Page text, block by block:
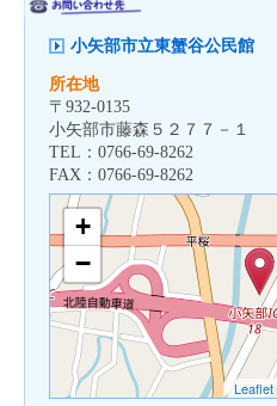
小矢部市立東蟹谷公民館
所在地
〒 932-0135
小矢部市藤森５２７７－１
TEL： 0766-69-8262
FAX： 0766-69-8262
+
−
Leaflet